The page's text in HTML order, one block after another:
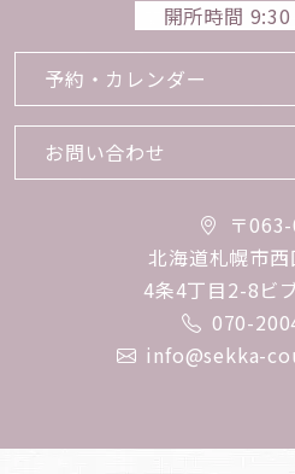
開所時間
予約・カレンダー
お問い合わせ
〒
北海道札幌市
4条4丁目2-8ビ
070-
info@sekka-